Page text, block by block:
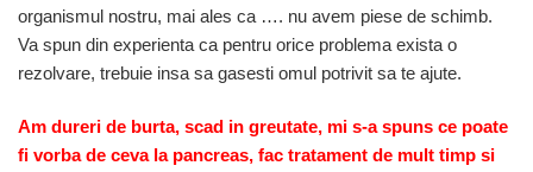
organismul nostru, mai ales ca …. nu avem piese de schimb.
Va spun din experienta ca pentru orice problema exista o
rezolvare, trebuie insa sa gasesti omul potrivit sa te ajute.
Am dureri de burta, scad in greutate, mi s-a spuns ce poate
fi vorba de ceva la pancreas, fac tratament de mult timp si